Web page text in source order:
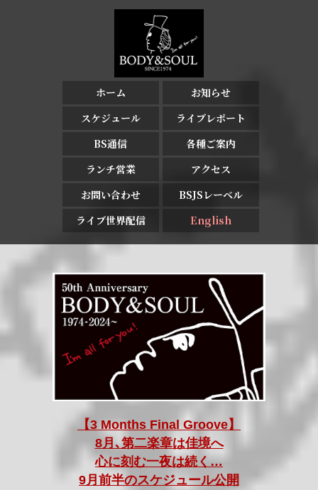
ホーム
お知らせ
スケジュール
ライブレポート
BS通信
各種ご案内
ランチ営業
アクセス
お問い合わせ
BSJSレーベル
ライブ世界配信
English
【3 Months Final Groove】
8月､第二楽章は佳境へ
心に刻む一夜は続く…
9月前半のスケジュール公開